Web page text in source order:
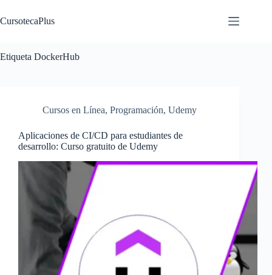
al
contenido
CursotecaPlus
Etiqueta DockerHub
Cursos en Línea, Programación, Udemy
Aplicaciones de CI/CD para estudiantes de
desarrollo: Curso gratuito de Udemy